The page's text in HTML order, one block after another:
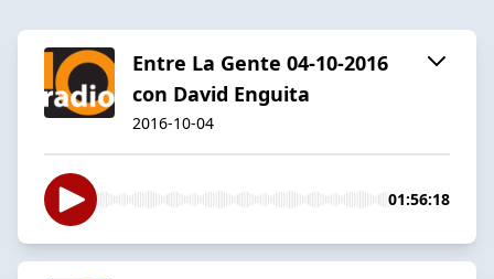
Entre La Gente 04-10-2016
con David Enguita
2016-10-04
01:56:18